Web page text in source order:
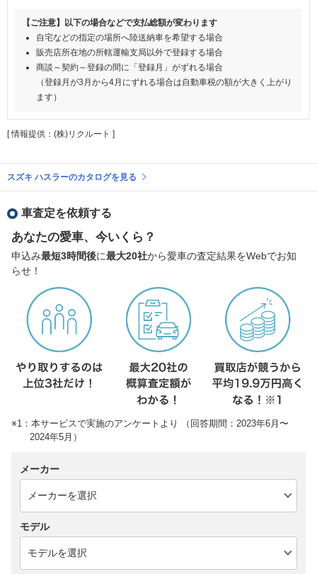
【ご注意】以下の場合などで支払総額が変わります
自宅などの指定の場所へ陸送納車を希望する場合
販売店所在地の所轄運輸支局以外で登録する場合
商談～契約～登録の間に「登録月」がずれる場合
（登録月が3月から4月にずれる場合は自動車税の額が大きく上がり
ます）
[ 情報提供：(株)リクルート ]
スズキ ハスラーのカタログを見る
車査定を依頼する
あなたの愛車、今いくら？
申込み最短3時間後に最大20社から愛車の査定結果をWebでお知
らせ！
※1：本サービスで実施のアンケートより （回答期間：2023年6月〜
2024年5月）
メーカー
モデル